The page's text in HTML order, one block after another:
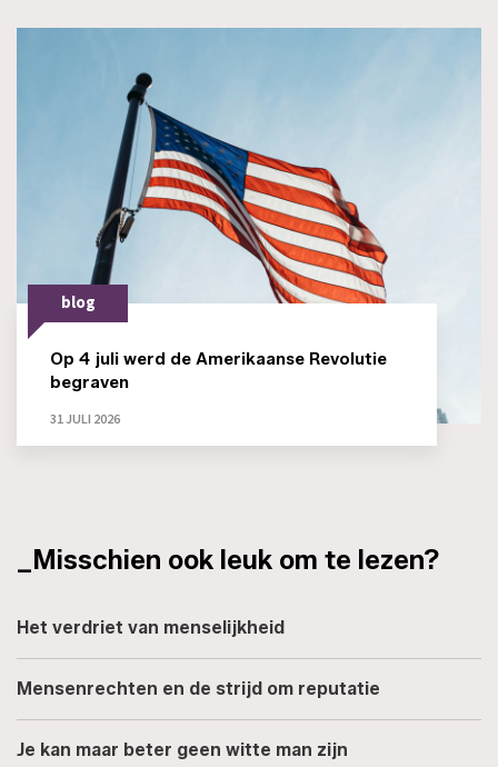
blog
Op 4 juli werd de Amerikaanse Revolutie
begraven
31 JULI 2026
_Misschien ook leuk om te lezen?
Het verdriet van menselijkheid
Mensenrechten en de strijd om reputatie
Je kan maar beter geen witte man zijn